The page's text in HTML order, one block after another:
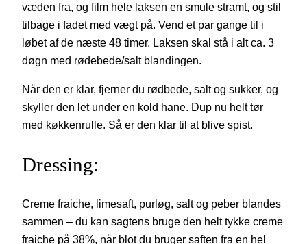
væden fra, og film hele laksen en smule stramt, og stil
tilbage i fadet med vægt på. Vend et par gange til i
løbet af de næste 48 timer. Laksen skal stå i alt ca. 3
døgn med rødebede/salt blandingen.
Når den er klar, fjerner du rødbede, salt og sukker, og
skyller den let under en kold hane. Dup nu helt tør
med køkkenrulle. Så er den klar til at blive spist.
Dressing:
Creme fraiche, limesaft, purløg, salt og peber blandes
sammen – du kan sagtens bruge den helt tykke creme
fraiche på 38%, når blot du bruger saften fra en hel